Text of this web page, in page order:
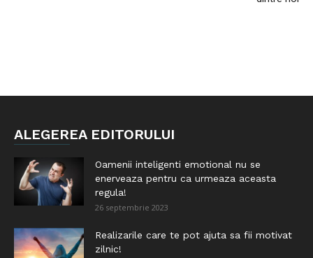
ALEGEREA EDITORULUI
Oamenii inteligenti emotional nu se
enerveaza pentru ca urmeaza aceasta
regula!
26 septembrie 2023
Realizarile care te pot ajuta sa fii motivat
zilnic!